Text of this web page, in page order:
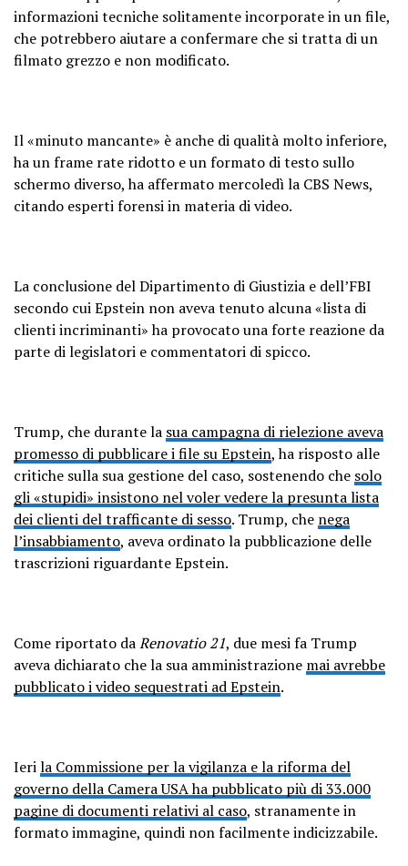
informazioni tecniche solitamente incorporate in un file,
che potrebbero aiutare a confermare che si tratta di un
filmato grezzo e non modificato.
Il «minuto mancante» è anche di qualità molto inferiore,
ha un frame rate ridotto e un formato di testo sullo
schermo diverso, ha affermato mercoledì la CBS News,
citando esperti forensi in materia di video.
La conclusione del Dipartimento di Giustizia e dell’FBI
secondo cui Epstein non aveva tenuto alcuna «lista di
clienti incriminanti» ha provocato una forte reazione da
parte di legislatori e commentatori di spicco.
Trump, che durante la sua campagna di rielezione aveva
promesso di pubblicare i file su Epstein, ha risposto alle
critiche sulla sua gestione del caso, sostenendo che solo
gli «stupidi» insistono nel voler vedere la presunta lista
dei clienti del trafficante di sesso. Trump, che nega
l’insabbiamento, aveva ordinato la pubblicazione delle
trascrizioni riguardante Epstein.
Come riportato daRenovatio 21, due mesi fa Trump
aveva dichiarato che la sua amministrazione mai avrebbe
pubblicato i video sequestrati ad Epstein.
Ierila Commissione per la vigilanza e la riforma del
governo della Camera USA ha pubblicato più di 33.000
pagine di documenti relativi al caso, stranamente in
formato immagine, quindi non facilmente indicizzabile.